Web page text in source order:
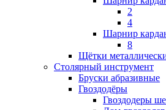
2
4
Шарнир
8
Щётки
Столярный инструмент
Бруски абразивные
Гвоздодёры
Гвоздодеры